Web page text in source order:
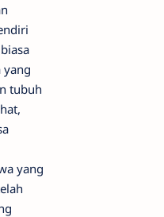
yang
tubuh
yang